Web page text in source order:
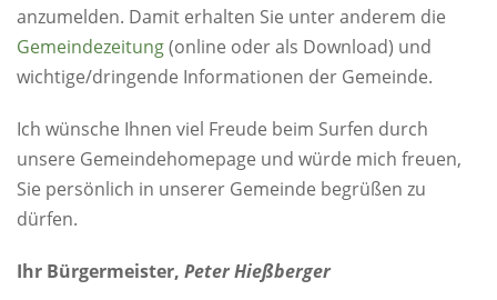
anzumelden. Damit erhalten Sie unter anderem die
Gemeindezeitung(online oder als Download) und
wichtige/dringende Informationen der Gemeinde.
Ich wünsche Ihnen viel Freude beim Surfen durch
unsere Gemeindehomepage und würde mich freuen,
Sie persönlich in unserer Gemeinde begrüßen zu
dürfen.
Ihr Bürgermeister, Peter Hießberger